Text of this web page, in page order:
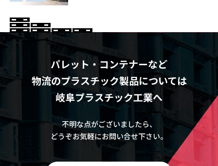
パレット・コンテナーなど
物流のプラスチック製品については
岐阜プラスチック工業へ
不明な点がございましたら、
どうぞお気軽にお問い合せ下さい。